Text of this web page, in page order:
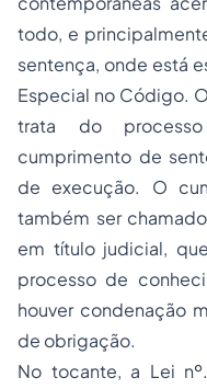
todo, e
sentença, onde está
Especial no Código.
trata do
cumprimento de
de execução. O
também ser
em título judicial,
processo de
houver condenação
de obrigação.
No tocante, a Lei